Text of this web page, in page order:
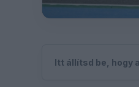
Itt állítsd be, hogy